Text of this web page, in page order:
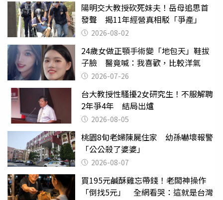
陽明交大教授砍死妹夫！岳母追思首
發聲 揭11年經營真相駁「爭產」
2026-08-02
24歲女做正顎手術變「地包天」鞋拔
子臉 醫竟喊：我喜歡，比較洋氣
2026-07-26
台大教授性騷擾2女研究生！不服解聘
2年爭4年 結局出爐
2026-08-05
桃園8旬老婦陳屍住家 幼孫嚇壞報警
「公公殺了婆婆」
2026-08-07
買195元鹹酥雞忘帶錢！老闆神操作
「倒找5元」 全網看哭：這就是台灣